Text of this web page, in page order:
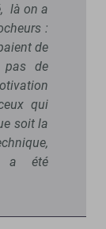
là on a
:
de
pas de
qui
soit la
a été